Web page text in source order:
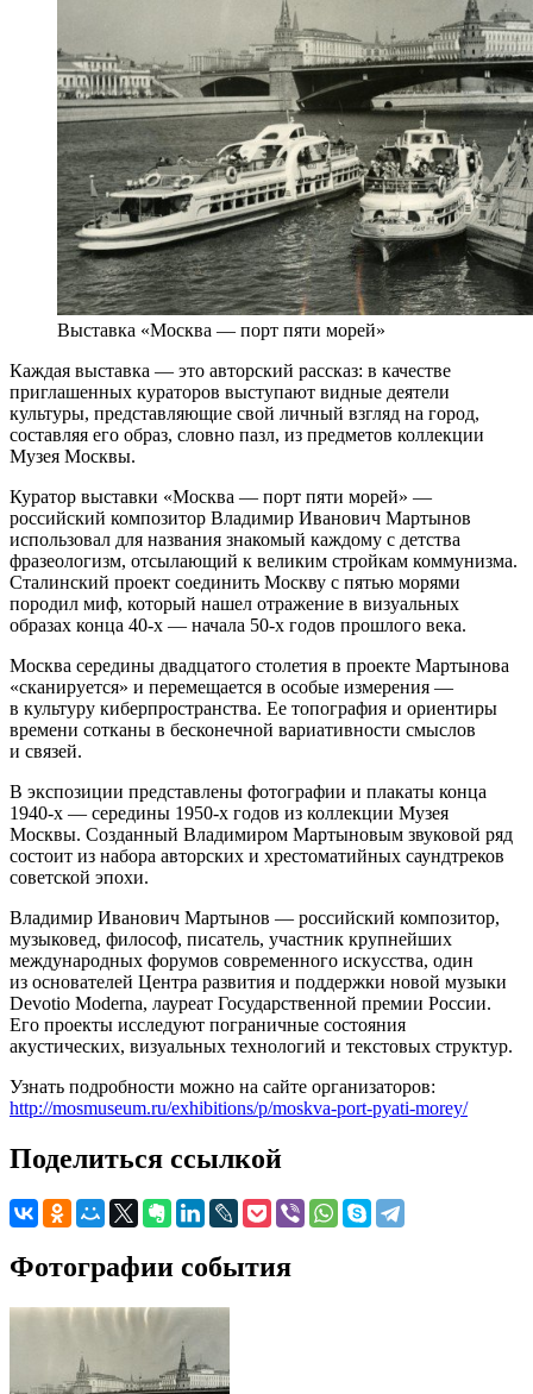
Выставка «Москва — порт пяти морей»
Каждая выставка — это авторский рассказ: в качестве
приглашенных кураторов выступают видные деятели
культуры, представляющие свой личный взгляд на город,
составляя его образ, словно пазл, из предметов коллекции
Музея Москвы.
Куратор выставки «Москва — порт пяти морей» —
российский композитор Владимир Иванович Мартынов
использовал для названия знакомый каждому с детства
фразеологизм, отсылающий к великим стройкам коммунизма.
Сталинский проект соединить Москву с пятью морями
породил миф, который нашел отражение в визуальных
образах конца 40-х — начала 50-х годов прошлого века.
Москва середины двадцатого столетия в проекте Мартынова
«сканируется» и перемещается в особые измерения —
в культуру киберпространства. Ее топография и ориентиры
времени сотканы в бесконечной вариативности смыслов
и связей.
В экспозиции представлены фотографии и плакаты конца
1940-х — середины 1950-х годов из коллекции Музея
Москвы. Созданный Владимиром Мартыновым звуковой ряд
состоит из набора авторских и хрестоматийных саундтреков
советской эпохи.
Владимир Иванович Мартынов — российский композитор,
музыковед, философ, писатель, участник крупнейших
международных форумов современного искусства, один
из основателей Центра развития и поддержки новой музыки
Devotio Moderna, лауреат Государственной премии России.
Его проекты исследуют пограничные состояния
акустических, визуальных технологий и текстовых структур.
Узнать подробности можно на сайте организаторов:
http://mosmuseum.ru/exhibitions/p/moskva-port-pyati-morey/
Поделиться ссылкой
Фотографии события